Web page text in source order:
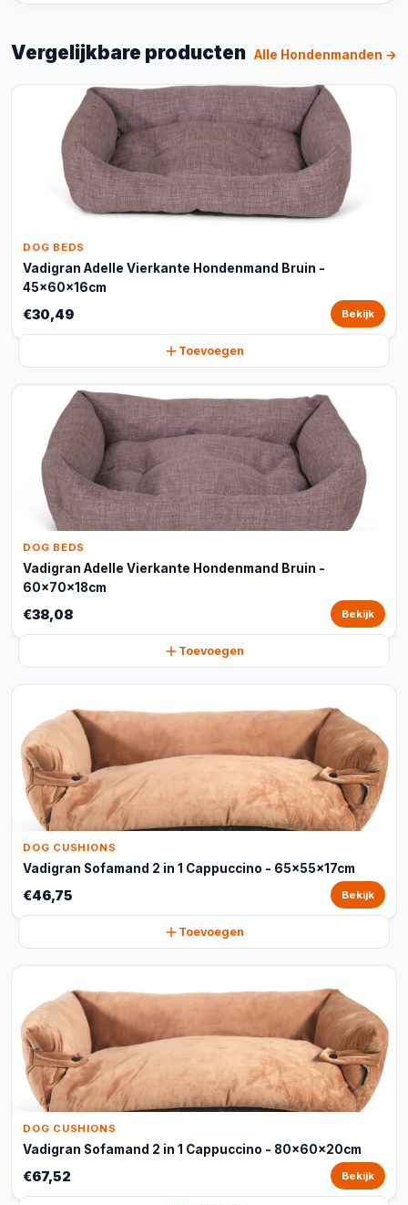
Vergelijkbare producten Alle Hondenmanden →
DOG BEDS
Vadigran Adelle Vierkante Hondenmand Bruin -
45x60x16cm
€30,49 Bekijk
Toevoegen
DOG BEDS
Vadigran Adelle Vierkante Hondenmand Bruin -
60x70x18cm
€38,08 Bekijk
Toevoegen
DOG CUSHIONS
Vadigran Sofamand 2 in 1 Cappuccino - 65x55x17cm
€46,75 Bekijk
Toevoegen
DOG CUSHIONS
Vadigran Sofamand 2 in 1 Cappuccino - 80x60x20cm
€67,52 Bekijk